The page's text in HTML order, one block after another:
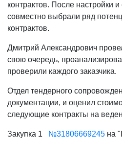
контрактов. После настройки
совместно выбрали ряд
контрактов.
Дмитрий Александрович
свою очередь,
проверили каждого заказчика.
Отдел тендерного
документации, и оценил
следующие контракты на
Закупка 1 №31806669245 на